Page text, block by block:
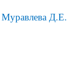
Муравлева Д.Е.